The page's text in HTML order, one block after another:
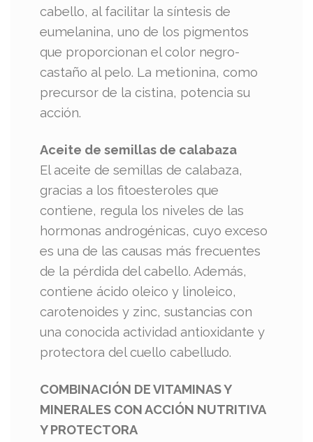
cabello, al facilitar la síntesis de
eumelanina, uno de los pigmentos
que proporcionan el color negro-
castaño al pelo. La metionina, como
precursor de la cistina, potencia su
acción.
Aceite de semillas de calabaza
El aceite de semillas de calabaza,
gracias a los fitoesteroles que
contiene, regula los niveles de las
hormonas androgénicas, cuyo exceso
es una de las causas más frecuentes
de la pérdida del cabello. Además,
contiene ácido oleico y linoleico,
carotenoides y zinc, sustancias con
una conocida actividad antioxidante y
protectora del cuello cabelludo.
COMBINACIÓN DE VITAMINAS Y
MINERALES CON ACCIÓN NUTRITIVA
Y PROTECTORA